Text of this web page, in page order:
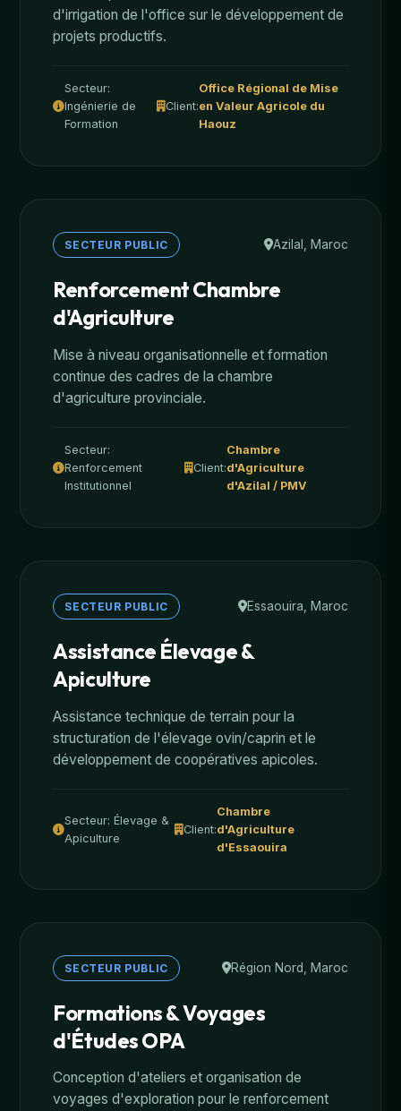
d'irrigation de l'office sur le développement de
projets productifs.
Secteur:
Ingénierie de
Formation
Client:
Office Régional de Mise
en Valeur Agricole du
Haouz
SECTEUR PUBLIC Azilal, Maroc
Renforcement Chambre
d'Agriculture
Mise à niveau organisationnelle et formation
continue des cadres de la chambre
d'agriculture provinciale.
Secteur:
Renforcement
Institutionnel
Client:
Chambre
d'Agriculture
d'Azilal / PMV
SECTEUR PUBLIC Essaouira, Maroc
Assistance Élevage &
Apiculture
Assistance technique de terrain pour la
structuration de l'élevage ovin/caprin et le
développement de coopératives apicoles.
Secteur: Élevage &
Apiculture
Client:
Chambre
d'Agriculture
d'Essaouira
SECTEUR PUBLIC Région Nord, Maroc
Formations & Voyages
d'Études OPA
Conception d'ateliers et organisation de
voyages d'exploration pour le renforcement